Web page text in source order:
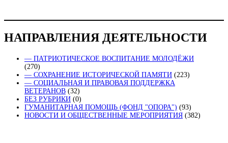
НАПРАВЛЕНИЯ ДЕЯТЕЛЬНОСТИ
— ПАТРИОТИЧЕСКОЕ ВОСПИТАНИЕ МОЛОДЁЖИ
(270)
— СОХРАНЕНИЕ ИСТОРИЧЕСКОЙ ПАМЯТИ (223)
— СОЦИАЛЬНАЯ И ПРАВОВАЯ ПОДДЕРЖКА
ВЕТЕРАНОВ (32)
БЕЗ РУБРИКИ (0)
ГУМАНИТАРНАЯ ПОМОЩЬ (ФОНД "ОПОРА") (93)
НОВОСТИ И ОБЩЕСТВЕННЫЕ МЕРОПРИЯТИЯ (382)